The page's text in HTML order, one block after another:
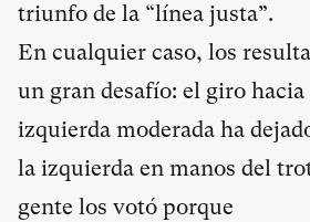
triunfo de la “línea justa”.
En cualquier caso, los
un gran desafío: el giro
izquierda moderada ha
la izquierda en manos del
gente los votó porque